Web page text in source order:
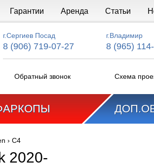
Гарантии Аренда Статьи
г.Сергиев Посад
8 (906) 719-07-27
г.Владимир
8 (965)
Обратный звонок Схема
› C4
2020-